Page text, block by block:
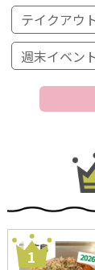
テイクアウ
週末イベン